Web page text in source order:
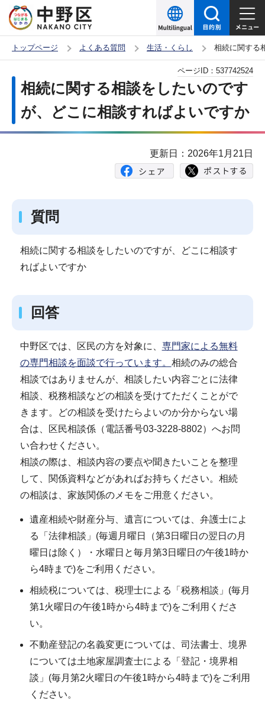
の
ー
トップページ よくある質問 生活・くらし 相続に関する
か
相続に関する相談をしたいのです
が、どこに相談すればよいですか
ページID： 537742524
更新日：2026年1月21日
質問
相続に関する相談をしたいのですが、どこに相談す
ればよいですか
回答
中野区では、区民の方を対象に、 専門家による無料
の専門相談を面談で行っています。 相続のみの総合
相談ではありませんが、相談したい内容ごとに法律
相談、税務相談などの相談を受けてただくことがで
きます。どの相談を受けたらよいのか分からない場
合は、区民相談係（電話番号03‐3228‐8802）へお問
い合わせください。
相談の際は、相談内容の要点や聞きたいことを整理
して、関係資料などがあればお持ちください。相続
の相談は、家族関係のメモをご用意ください。
遺産相続や財産分与、遺言については、弁護士によ
る「法律相談」(毎週月曜日（第3日曜日の翌日の月
曜日は除く）・水曜日と毎月第3日曜日の午後1時か
ら4時まで)をご利用ください。
相続税については、税理士による「税務相談」(毎月
第1火曜日の午後1時から4時まで)をご利用くださ
い。
不動産登記の名義変更については、司法書士、境界
については土地家屋調査士による「登記・境界相
談」(毎月第2火曜日の午後1時から4時まで)をご利用
ください。